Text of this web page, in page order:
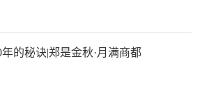
的秘诀|郑是金秋·月满商都